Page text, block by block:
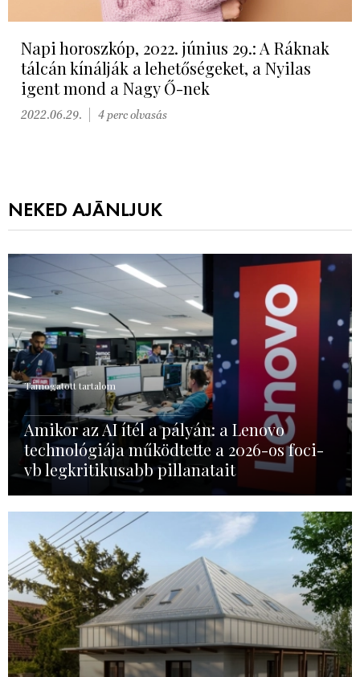
Napi horoszkóp, 2022. június 29.: A Ráknak
tálcán kínálják a lehetőségeket, a Nyilas
igent mond a Nagy Ő-nek
2022.06.29. 4 perc olvasás
NEKED AJÁNLJUK
Támogatott tartalom
Amikor az AI ítél a pályán: a Lenovo
technológiája működtette a 2026-os foci-
vb legkritikusabb pillanatait